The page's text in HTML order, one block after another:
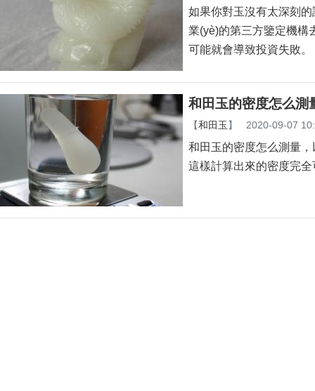
如果你對玉沒有太深刻
業(yè)的第三方鑒定機構
可能就會導致投資失敗。
和田玉的密度怎么測
【和田玉 】 2020-09-07
和田玉的密度怎么測量，
這樣計算出來的密度完全